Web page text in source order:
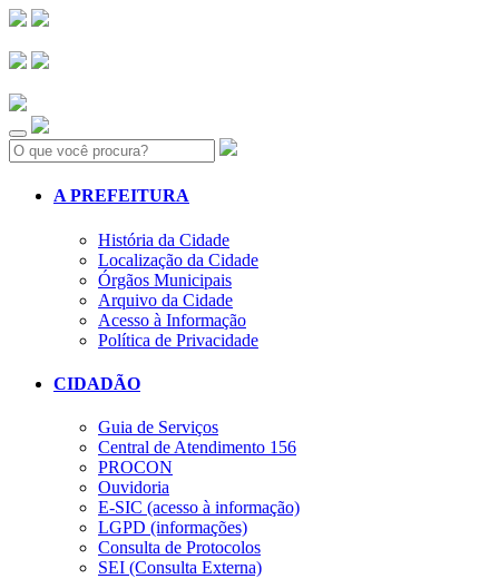
Search:
A PREFEITURA
História da Cidade
Localização da Cidade
Órgãos Municipais
Arquivo da Cidade
Acesso à Informação
Política de Privacidade
CIDADÃO
Guia de Serviços
Central de Atendimento 156
PROCON
Ouvidoria
E-SIC (acesso à informação)
LGPD (informações)
Consulta de Protocolos
SEI (Consulta Externa)